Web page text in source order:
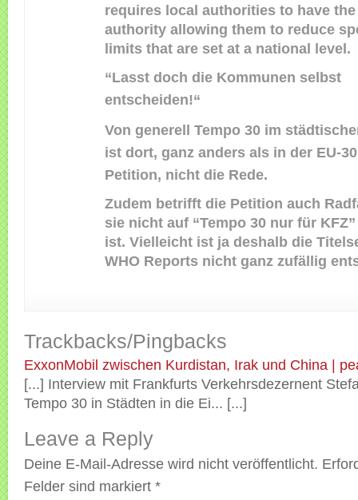
requires local authorities to have the
authority allowing them to reduce
limits that are set at a national level.
“Lasst doch die Kommunen selbst
entscheiden!“
Von generell Tempo 30 im
ist dort, ganz anders als in der EU-
Petition, nicht die Rede.
Zudem betrifft die Petition auch
sie nicht auf “Tempo 30 nur für
ist. Vielleicht ist ja deshalb die
WHO Reports nicht ganz zufällig
Trackbacks/Pingbacks
ExxonMobil zwischen Kurdistan, Irak und China |
[...] Interview mit Frankfurts Verkehrsdezernent
Tempo 30 in Städten in die Ei... [...]
Leave a Reply
Deine E-Mail-Adresse wird nicht veröffentlicht.
Felder sind markiert *